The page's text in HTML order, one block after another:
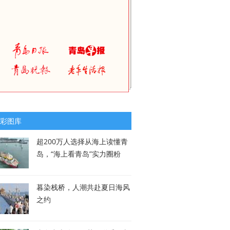
图库
超200万人选择从海上读懂青
岛，“海上看青岛”实力圈粉
暮染栈桥，人潮共赴夏日海风
之约